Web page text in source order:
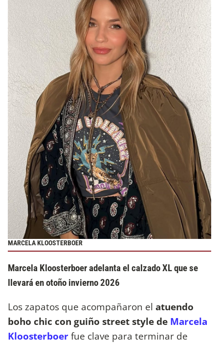
MARCELA KLOOSTERBOER
Marcela Kloosterboer adelanta el calzado XL que se
llevará en otoño invierno 2026
Los zapatos que acompañaron el atuendo
boho chic con guiño street style de Marcela
Kloosterboerfue clave para terminar de